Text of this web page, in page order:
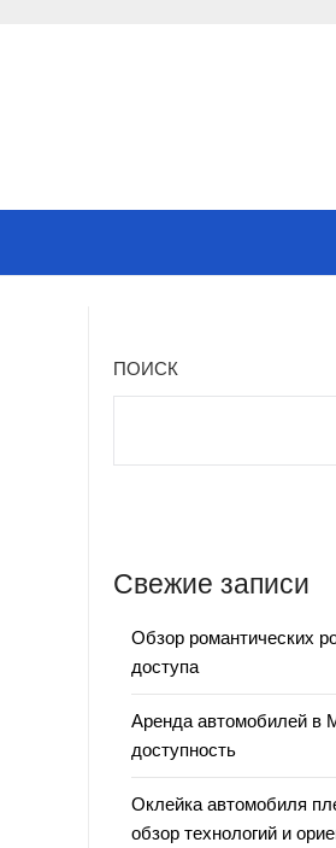
ПОИСК
Свежие записи
Обзор романтических
доступа
Аренда автомобилей в
доступность
Оклейка автомобиля
обзор технологий и